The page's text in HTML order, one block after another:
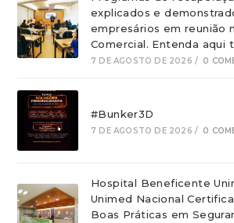
explicados e
empresários em reunião
Comercial. Entenda aqui
7 DE AGOSTO DE 2026 / 0
#Bunker3D
7 DE AGOSTO DE 2026 / 0
Hospital Beneficente
Unimed Nacional
Boas Práticas em